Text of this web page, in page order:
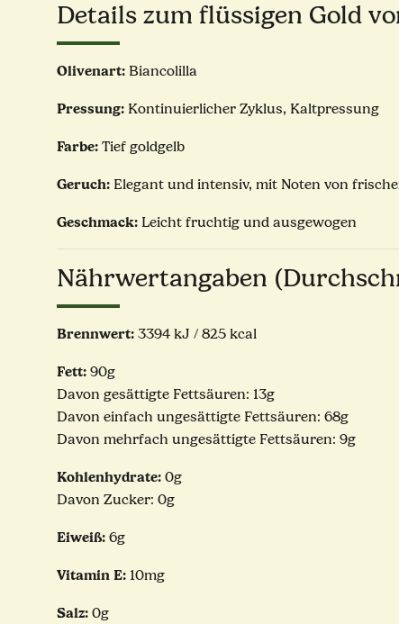
Details zum flüssigen Gold
Olivenart: Biancolilla
Pressung: Kontinuierlicher Zyklus, Kaltpressung
Farbe: Tief goldgelb
Geruch: Elegant und intensiv, mit Noten von
Geschmack: Leicht fruchtig und ausgewogen
Nährwertangaben
Brennwert: 3394 kJ / 825 kcal
Fett: 90g
Davon gesättigte Fettsäuren: 13g
Davon einfach ungesättigte Fettsäuren: 68g
Davon mehrfach ungesättigte Fettsäuren: 9g
Kohlenhydrate: 0g
Davon Zucker: 0g
Eiweiß: 6g
Vitamin E: 10mg
Salz: 0g